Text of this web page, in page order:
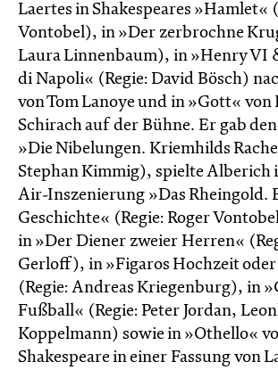
Laertes in Shakespeares »Hamlet«
Vontobel), in »Der zerbrochne
Laura Linnenbaum), in »Henry VI
di Napoli« (Regie: David Bösch)
von Tom Lanoye und in »Gott« von
Schirach auf der Bühne. Er gab
»Die Nibelungen. Kriemhilds
Stephan Kimmig), spielte Alberich
Air-Inszenierung »Das Rheingold.
Geschichte« (Regie: Roger
in »Der Diener zweier Herren«
Gerloff), in »Figaros Hochzeit oder
(Regie: Andreas Kriegenburg), in
Fußball« (Regie: Peter Jordan,
Koppelmann) sowie in »Othello«
Shakespeare in einer Fassung von